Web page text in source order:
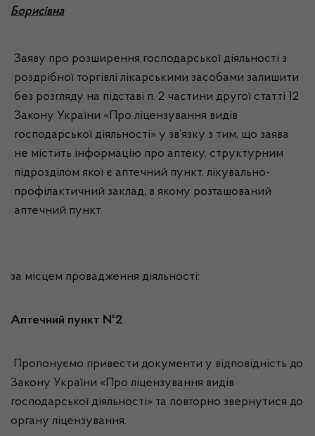
Борисівна
Заяву про розширення господарської діяльності з
роздрібної торгівлі лікарськими засобами залишити
без розгляду на підставі п. 2 частини другої статті 12
Закону України «Про ліцензування видів
господарської діяльності» у зв’язку з тим, що заява
не містить інформацію про аптеку, структурним
підрозділом якої є аптечний пункт, лікувально-
профілактичний заклад, в якому розташований
аптечний пункт
за місцем провадження діяльності:
Аптечний пункт №2
Пропонуємо привести документи у відповідність до
Закону України «Про ліцензування видів
господарської діяльності» та повторно звернутися до
органу ліцензування.